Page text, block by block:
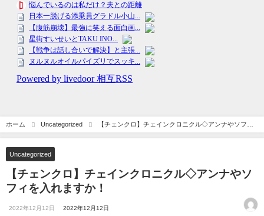
ホーム Uncategorized
【チェンクロ】チェインクロニクル◇アンナやソフィ
を入れますか！
Uncategorized
【チェンクロ】チェインクロニクル◇アンナやソ
フィを入れますか！
2022年12月12日 2022年12月12日